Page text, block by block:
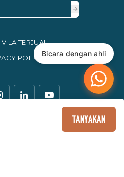
TANYAKAN
VILA TERJUAL
POLICY
di Indonesia adalah Rupiah.
Bicara dengan ahli